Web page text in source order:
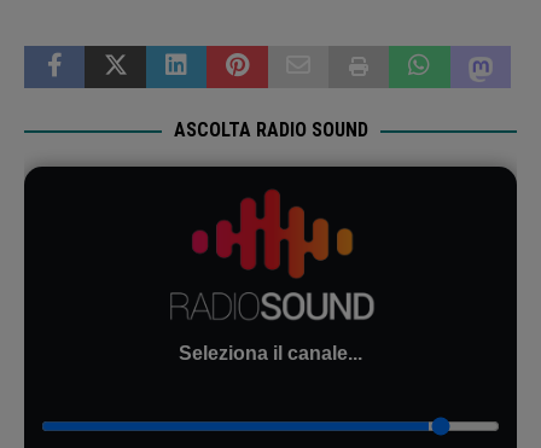
ASCOLTA RADIO SOUND
Seleziona il canale...